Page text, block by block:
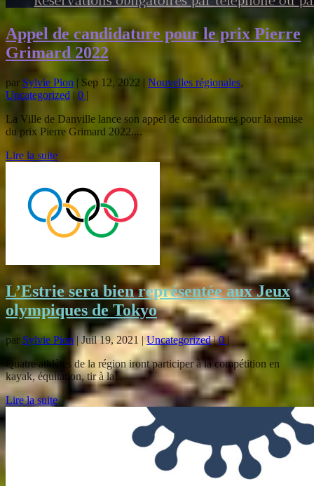
Appel de candidature pour le prix Pierre
Grimard 2022
par Sylvie Pion | Sep 12, 2022 | Nouvelles régionales,
Uncategorized | 0 |
La Ville de Danville lance son appel de candidatures pour la remise
du prix Pierre Grimard 2022....
Lire la suite
L’Estrie sera bien représentée aux Jeux
olympiques de Tokyo
par Sylvie Pion |Juil 19, 2021 | Uncategorized|0|
Quatre athlètes de la région iront participer à la compétition en
kayak, équitation, tir à la...
Lire la suite